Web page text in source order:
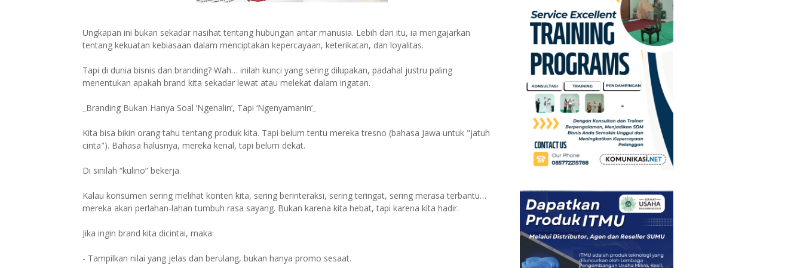
Ungkapan ini bukan sekadar nasihat tentang hubungan antar manusia. Lebih dari itu, ia mengajarkan
tentang kekuatan kebiasaan dalam menciptakan kepercayaan, keterikatan, dan loyalitas.
Tapi di dunia bisnis dan branding? Wah… inilah kunci yang sering dilupakan, padahal justru paling
menentukan apakah brand kita sekadar lewat atau melekat dalam ingatan.
_Branding Bukan Hanya Soal ‘Ngenalin’, Tapi ‘Ngenyamanin’_
Kita bisa bikin orang tahu tentang produk kita. Tapi belum tentu mereka tresno (bahasa Jawa untuk "jatuh
cinta"). Bahasa halusnya, mereka kenal, tapi belum dekat.
Di sinilah “kulino” bekerja.
Kalau konsumen sering melihat konten kita, sering berinteraksi, sering teringat, sering merasa terbantu…
mereka akan perlahan-lahan tumbuh rasa sayang. Bukan karena kita hebat, tapi karena kita hadir.
Jika ingin brand kita dicintai, maka:
- Tampilkan nilai yang jelas dan berulang, bukan hanya promo sesaat.